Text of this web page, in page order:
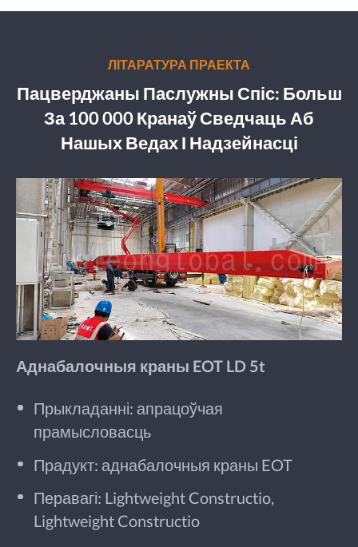
ЛІТАРАТУРА ПРАЕКТА
Пацверджаны Паслужны Спіс: Больш
За 100 000 Кранаў Сведчаць Аб
Нашых Ведах І Надзейнасці
Аднабалочныя краны EOT LD 5t
Прыкладанні: апрацоўчая
прамысловасць
Прадукт: аднабалочныя краны EOT
Перавагі: Lightweight Constructio,
Lightweight Constructio